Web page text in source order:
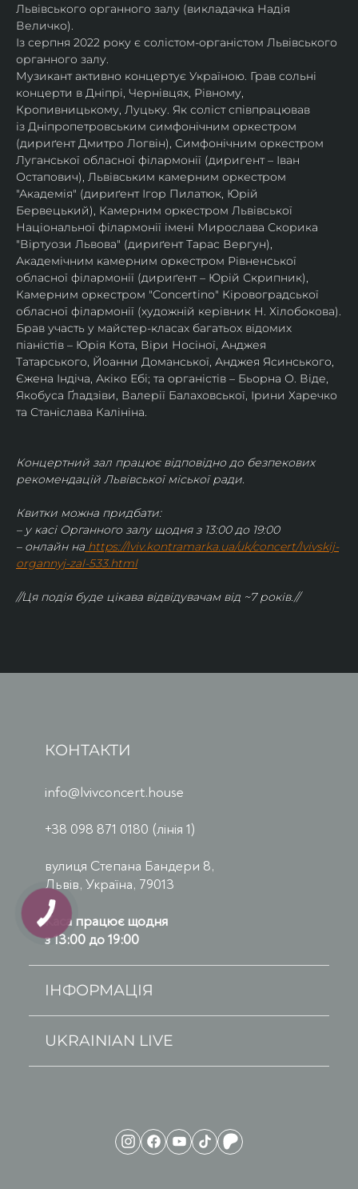
Львівського органного залу (викладачка Надія
Величко).
Із серпня 2022 року є солістом-органістом Львівського
органного залу.
Музикант активно концертує Україною. Грав сольні
концерти в Дніпрі, Чернівцях, Рівному,
Кропивницькому, Луцьку. Як соліст співпрацював
із Дніпропетровським симфонічним оркестром
(дириґент Дмитро Логвін), Симфонічним оркестром
Луганської обласної філармонії (диригент – Іван
Остапович), Львівським камерним оркестром
"Академія" (дириґент Ігор Пилатюк, Юрій
Бервецький), Камерним оркестром Львівської
Національної філармонії імені Мирослава Скорика
"Віртуози Львова" (дириґент Тарас Вергун),
Академічним камерним оркестром Рівненської
обласної філармонії (дириґент – Юрій Скрипник),
Камерним оркестром "Concertino" Кіровоградської
обласної філармонії (художній керівник Н. Хілобокова).
Брав участь у майстер-класах багатьох відомих
піаністів – Юрія Кота, Віри Носіної, Анджея
Татарського, Йоанни Доманської, Анджея Ясинського,
Єжена Індіча, Акіко Ебі; та органістів – Бьорна О. Віде,
Якобуса Ґладзіви, Валерії Балаховської, Ірини Харечко
та Станіслава Калініна.
Концертний зал працює відповідно до безпекових
рекомендацій Львівської міської ради.
Квитки можна придбати:
– у касі Органного залу щодня з 13:00 до 19:00
– онлайн на https://lviv.kontramarka.ua/uk/concert/lvivskij-
organnyj-zal-533.html
//Ця подія буде цікава відвідувачам від ~7 років.//
КОНТАКТИ
info@lvivconcert.house
+38 098 871 0180 (лінія 1)
вулиця Степана Бандери 8,
Львів, Україна, 79013
Каса працює щодня
з 13:00 до 19:00
ІНФОРМАЦІЯ
UKRAINIAN LIVE